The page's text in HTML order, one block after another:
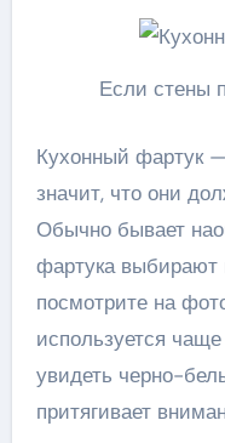
Если стены
Кухонный фартук
значит, что они
Обычно бывает
фартука выбирают
посмотрите на
используется
увидеть черно-
притягивает